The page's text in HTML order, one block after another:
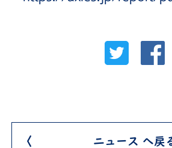
ニュース へ戻